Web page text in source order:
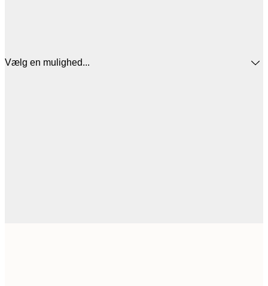
Vælg en mulighed...